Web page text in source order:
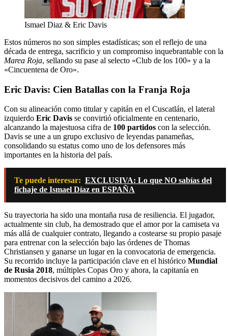
Ismael Diaz & Eric Davis
Estos números no son simples estadísticas; son el reflejo de una
década de entrega, sacrificio y un compromiso inquebrantable con la
Marea Roja, sellando su pase al selecto «Club de los 100» y a la
«Cincuentena de Oro».
Eric Davis: Cien Batallas con la Franja Roja
Con su alineación como titular y capitán en el Cuscatlán, el lateral
izquierdo Eric Davis se convirtió oficialmente en centenario,
alcanzando la majestuosa cifra de 100 partidos con la selección.
Davis se une a un grupo exclusivo de leyendas panameñas,
consolidando su estatus como uno de los defensores más
importantes en la historia del país.
Te puede interesar: EXCLUSIVA: Lo que NO sabías del
fichaje de Ismael Díaz en ESPAÑA
Su trayectoria ha sido una montaña rusa de resiliencia. El jugador,
actualmente sin club, ha demostrado que el amor por la camiseta va
más allá de cualquier contrato, llegando a costearse su propio pasaje
para entrenar con la selección bajo las órdenes de Thomas
Christiansen y ganarse un lugar en la convocatoria de emergencia.
Su recorrido incluye la participación clave en el histórico Mundial
de Rusia 2018, múltiples Copas Oro y ahora, la capitanía en
momentos decisivos del camino a 2026.